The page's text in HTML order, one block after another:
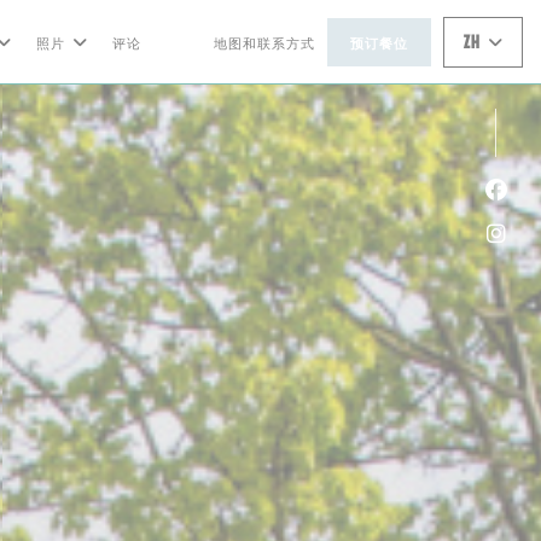
照片 评论
((在新窗口中打开))
((在新窗口中打开))
地图和联系方式 预订餐位 ZH